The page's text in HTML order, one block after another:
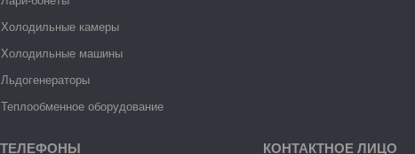
Холодильные камеры
Холодильные машины
Льдогенераторы
Теплообменное оборудование